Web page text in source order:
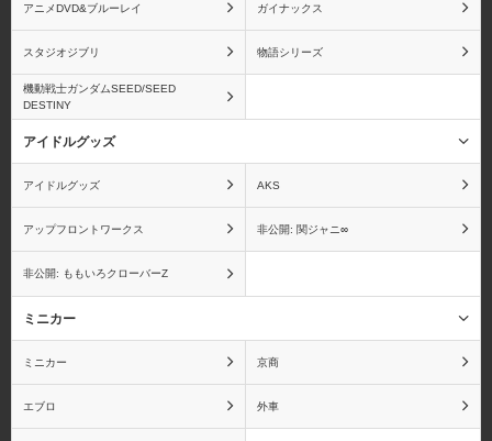
アニメDVD&ブルーレイ ガイナックス
スタジオジブリ 物語シリーズ
機動戦士ガンダムSEED/SEED
DESTINY
アイドルグッズ
アイドルグッズ AKS
アップフロントワークス 非公開: 関ジャニ∞
非公開: ももいろクローバーZ
ミニカー
ミニカー 京商
エブロ 外車